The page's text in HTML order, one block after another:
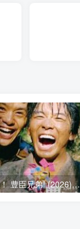
丰臣兄弟！ 豊臣兄弟! (2026)在线播放 更新29